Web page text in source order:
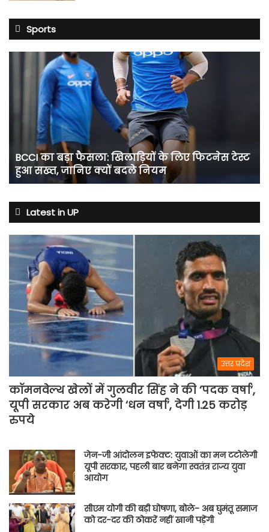
Sports
खिलाड़ियों
टेस्ट
हुआ
सख्त,
क्यों
बदले
नियम
BCCI का बड़ा फैसला: खिलाड़ियों के लिए फिटनेस टेस्ट
हुआ सख्त, जानिए क्यों बदले नियम
Latest in UP
उत्तर प्रदेश
कॉमनवेल्थ खेलों में गुलवीर सिंह ने की ‘पदक वर्षा’,
यूपी सरकार अब करेगी ‘धन वर्षा’, देगी 1.25 करोड़
रुपये
जेन-जी आंदोलन इफेक्ट: युवाओं का मन टटोलेगी
यूपी सरकार, पहली बार बनेगा स्वतंत्र राज्य युवा
आयोग
सीएम योगी की बड़ी घोषणा, बोले- अब घुमंतू समाज
को दर-दर की ठोकरें नहीं खानी पड़ेंगी